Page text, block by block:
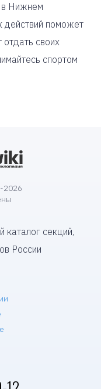
в Нижнем
действий поможет
своих
спортом
2026
каталог секций,
России